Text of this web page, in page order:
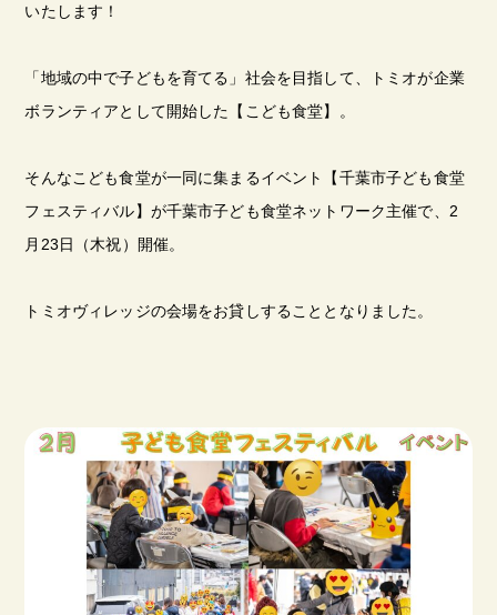
いたします！
「地域の中で子どもを育てる」社会を目指して、トミオが企業
ボランティアとして開始した【こども食堂】。
そんなこども食堂が一同に集まるイベント【千葉市子ども食堂
フェスティバル】が千葉市子ども食堂ネットワーク主催で、2
月23日（木祝）開催。
トミオヴィレッジの会場をお貸しすることとなりました。